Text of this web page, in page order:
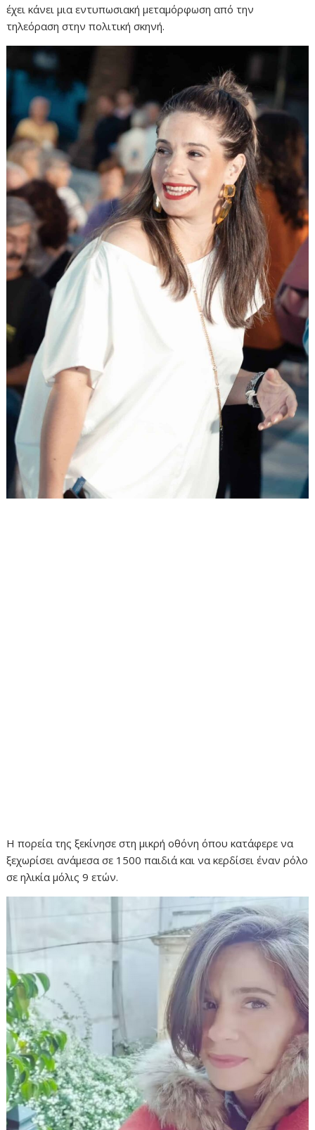
έχει κάνει μια εντυπωσιακή μεταμόρφωση από την
τηλεόραση στην πολιτική σκηνή.
Η πορεία της ξεκίνησε στη μικρή οθόνη όπου κατάφερε να
ξεχωρίσει ανάμεσα σε 1500 παιδιά και να κερδίσει έναν ρόλο
σε ηλικία μόλις 9 ετών.